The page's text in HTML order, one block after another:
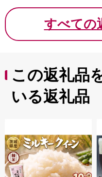
すべての
この返礼品
いる返礼品